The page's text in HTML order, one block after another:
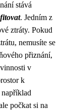
stává
. Jedním z
ztráty. Pokud
nemusíte se
přiznání,
v
k
počkat si na